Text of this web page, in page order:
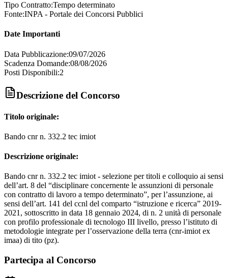
Tipo Contratto:Tempo determinato
Fonte:INPA - Portale dei Concorsi Pubblici
Date Importanti
Data Pubblicazione:09/07/2026
Scadenza Domande:08/08/2026
Posti Disponibili:2
Descrizione del Concorso
Titolo originale:
Bando cnr n. 332.2 tec imiot
Descrizione originale:
Bando cnr n. 332.2 tec imiot - selezione per titoli e colloquio ai sensi
dell’art. 8 del “disciplinare concernente le assunzioni di personale
con contratto di lavoro a tempo determinato”, per l’assunzione, ai
sensi dell’art. 141 del ccnl del comparto “istruzione e ricerca” 2019-
2021, sottoscritto in data 18 gennaio 2024, di n. 2 unità di personale
con profilo professionale di tecnologo III livello, presso l’istituto di
metodologie integrate per l’osservazione della terra (cnr-imiot ex
imaa) di tito (pz).
Partecipa al Concorso